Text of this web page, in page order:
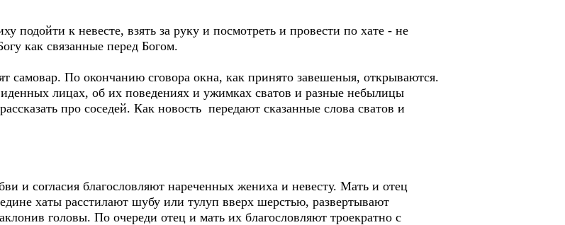
подойти к невесте, взять за руку и посмотреть и провести по хате - не
как связанные перед Богом.
самовар. По окончанию сговора окна, как принято завешеныя, открываются.
лицах, об их поведениях и ужимках сватов и разные небылицы
про соседей. Как новость передают сказанные слова сватов и
и согласия благословляют нареченных жениха и невесту. Мать и отец
хаты расстилают шубу или тулуп вверх шерстью, развертывают
головы. По очереди отец и мать их благословляют троекратно с